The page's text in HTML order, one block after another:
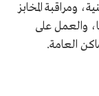
ومراقبة المخابز
والعمل على
العامة.